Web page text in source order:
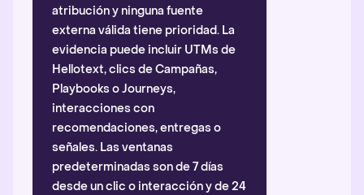
atribución y ninguna fuente
externa válida tiene prioridad. La
evidencia puede incluir UTMs de
Hellotext, clics de Campañas,
Playbooks o Journeys,
interacciones con
recomendaciones, entregas o
señales. Las ventanas
predeterminadas son de 7 días
desde un clic o interacción y de 24